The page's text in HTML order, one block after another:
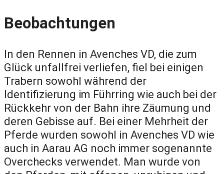
Beobachtungen
In den Rennen in Avenches VD, die zum
Glück unfallfrei verliefen, fiel bei einigen
Trabern sowohl während der
Identifizierung im Führring wie auch bei der
Rückkehr von der Bahn ihre Zäumung und
deren Gebisse auf. Bei einer Mehrheit der
Pferde wurden sowohl in Avenches VD wie
auch in Aarau AG noch immer sogenannte
Overchecks verwendet. Man wurde von